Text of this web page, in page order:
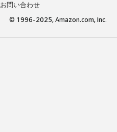
お問い合わせ
© 1996-2025, Amazon.com, Inc.